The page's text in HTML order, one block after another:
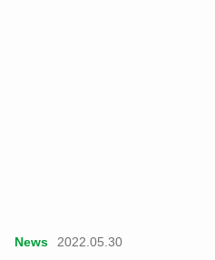
News 2022.05.30